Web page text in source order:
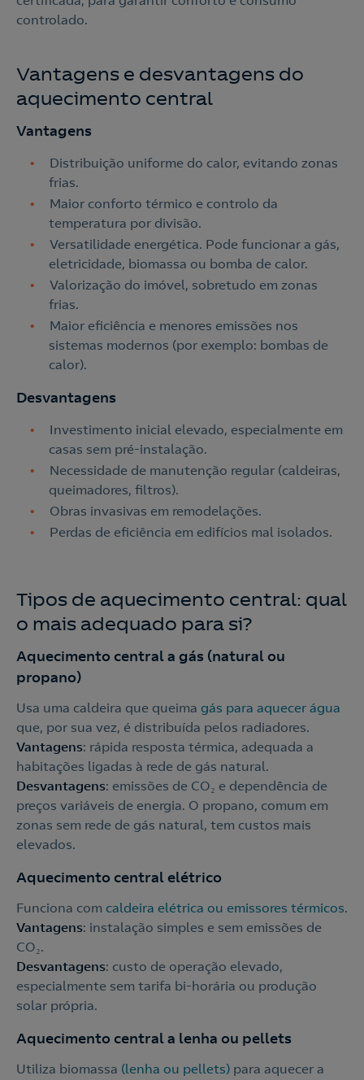
controlado.
Vantagens e desvantagens do
aquecimento central
Vantagens
Distribuição uniforme do calor, evitando zonas
frias.
Maior conforto térmico e controlo da
temperatura por divisão.
Versatilidade energética. Pode funcionar a gás,
eletricidade, biomassa ou bomba de calor.
Valorização do imóvel, sobretudo em zonas
frias.
Maior eficiência e menores emissões nos
sistemas modernos (por exemplo: bombas de
calor).
Desvantagens
Investimento inicial elevado, especialmente em
casas sem pré-instalação.
Necessidade de manutenção regular (caldeiras,
queimadores, filtros).
Obras invasivas em remodelações.
Perdas de eficiência em edifícios mal isolados.
Tipos de aquecimento central: qual
o mais adequado para si?
Aquecimento central a gás (natural ou
propano)
Usa uma caldeira que queima gás para aquecer água
que, por sua vez, é distribuída pelos radiadores.
Vantagens: rápida resposta térmica, adequada a
habitações ligadas à rede de gás natural.
Desvantagens: emissões de CO₂ e dependência de
preços variáveis de energia. O propano, comum em
zonas sem rede de gás natural, tem custos mais
elevados.
Aquecimento central elétrico
Funciona com caldeira elétrica ou emissores térmicos.
Vantagens: instalação simples e sem emissões de
CO₂.
Desvantagens: custo de operação elevado,
especialmente sem tarifa bi-horária ou produção
solar própria.
Aquecimento central a lenha ou pellets
Utiliza biomassa (lenha ou pellets) para aquecer a